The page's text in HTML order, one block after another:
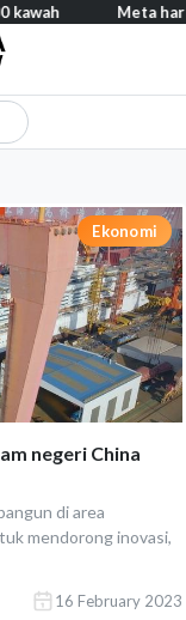
Ekonomi
negeri China
di area
mendorong inovasi,
16 February 2023
Meta harus